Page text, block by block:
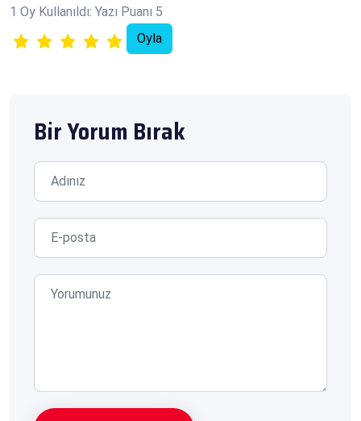
1 Oy Kullanıldı: Yazı Puanı 5
Bir Yorum Bırak